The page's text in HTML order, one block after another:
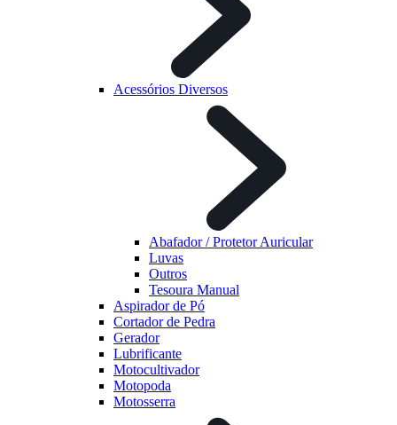
Acessórios Diversos
Abafador / Protetor Auricular
Luvas
Outros
Tesoura Manual
Aspirador de Pó
Cortador de Pedra
Gerador
Lubrificante
Motocultivador
Motopoda
Motosserra